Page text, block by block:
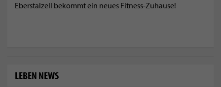
Eberstalzell bekommt ein neues Fitness-Zuhause!
LEBEN NEWS